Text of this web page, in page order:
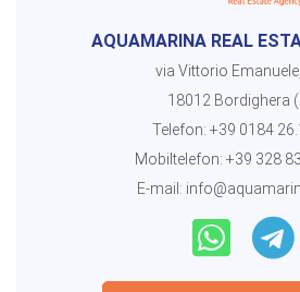
AQUAMARINA REAL
via Vittorio
18012 Bordighera
Telefon: +39 0184
Mobiltelefon: +39 328
E-mail: